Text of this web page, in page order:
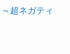
超ネガティ